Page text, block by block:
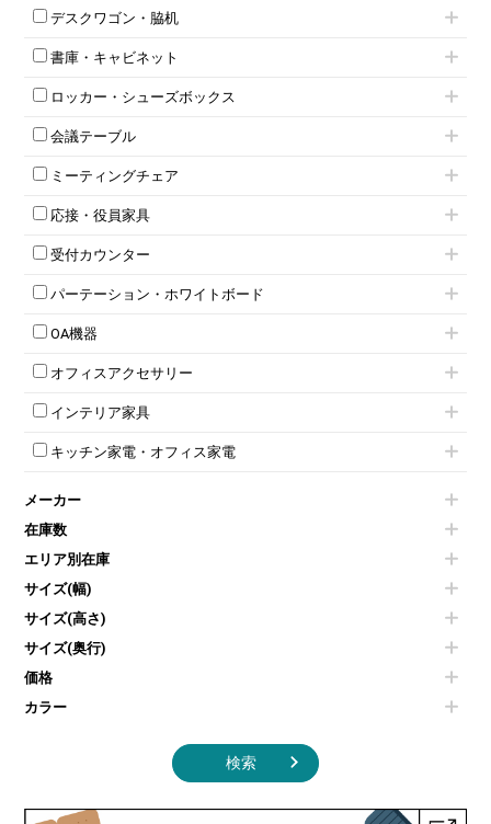
役員チェア
高級チェア（多機能チェア）
オフィスチェアその他
フリーアドレスデスク（ベンチデスク）
昇降デスク
オフィスデスクその他
両袖机
デスクワゴン・脇机
インワゴン2段
インワゴン3段
脇机
ワゴンその他
書庫・キャビネット
ハイキャビネット
ローキャビネット
両開きキャビネット
スチールキャビネット
上下連結キャビネット
軽量ラック（スチールラック）
収納家具その他
両開書庫
ラテラル書庫
ロッカー・シューズボックス
1人用ロッカー
2人用ロッカー
3人用ロッカー
4人用ロッカー
5人用ロッカー
8人用ロッカー
多人数ロッカー
ダイヤル錠ロッカー
ダイヤル錠ロッカー
ワードローブ・クローゼット
会議テーブル
スタッキングテーブル
ネスティングテーブル
幕板付テーブル
カウンターテーブル
T字脚テーブル
会議テーブルW1200～
会議テーブルW1800～
平行スタックテーブル
会議テーブルその他
ミーティングチェア
キャスター付きミーティングチェア
スタッキングミーティングチェア
テーブル付きミーティングチェア
ネスティングミーティングチェア
折りたたみミーティングチェア
ハイチェア
ミーティングチェアその他
応接・役員家具
応接セット
応接ソファ
応接チェア
応接テーブル
応接・役員家具その他
受付カウンター
ローカウンター
ラウンジカウンター
受付カウンターその他
パーテーション・ホワイトボード
パーテーション
自立タイプパーテーション
パーテーションその他
脚付ホワイトボード
壁掛けホワイトボード
ホワイトボードその他
OA機器
電話機（ビジネスフォン）
シュレッダー
プロジェクター
スクリーン
その他OA機器
オフィスアクセサリー
チェア用台車
演台・講演台・演説台
防音パネル
個室ブース
コートハンガー・ポールハンガー
傘立て
食器棚・キッチンキャビネット
カタログスタンド
オフィスアクセサリーその他
インテリア家具
モールドチェア
ダイニングチェア
カウンターテーブル
センターテーブル・サイドテーブル
ベンチ・スツール
ソファ
シェルフ
ダストボックス（ゴミ箱）
インテリア家具その他
キッチン家電・オフィス家電
冷蔵庫・洗濯機
空気清浄機・加湿器
液晶テレビ・モニター類
エアコン
掃除機
季節家電
メーカー
在庫数
エリア別在庫
サイズ(幅)
サイズ(高さ)
サイズ(奥行)
価格
カラー
検索